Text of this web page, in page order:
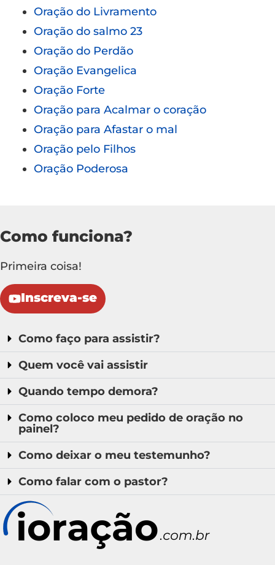
Oração do Livramento
Oração do salmo 23
Oração do Perdão
Oração Evangelica
Oração Forte
Oração para Acalmar o coração
Oração para Afastar o mal
Oração pelo Filhos
Oração Poderosa
Como funciona?
Primeira coisa!
Inscreva-se
Como faço para assistir?
Quem você vai assistir
Quando tempo demora?
Como coloco meu pedido de oração no
painel?
Como deixar o meu testemunho?
Como falar com o pastor?